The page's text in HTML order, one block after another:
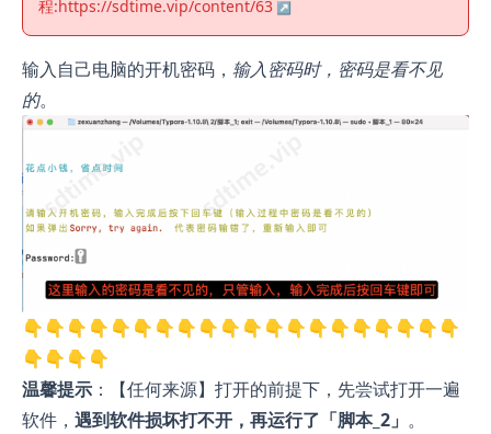
程:https://sdtime.vip/content/63
输入自己电脑的开机密码， 输入密码时，密码是看不见
的。
👇👇👇👇👇👇👇👇👇👇👇👇👇👇👇👇👇👇👇👇
👇👇👇👇
温馨提示 ：【任何来源】打开的前提下，先尝试打开一遍
软件， 遇到软件损坏打不开，再运行了「脚本_2」 。